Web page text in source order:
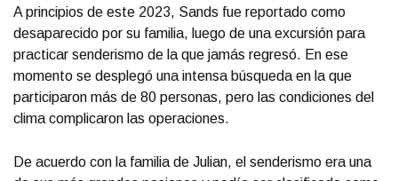
A principios de este 2023, Sands fue reportado como
desaparecido por su familia, luego de una excursión para
practicar senderismo de la que jamás regresó. En ese
momento se desplegó una intensa búsqueda en la que
participaron más de 80 personas, pero las condiciones del
clima complicaron las operaciones.
De acuerdo con la familia de Julian, el senderismo era una